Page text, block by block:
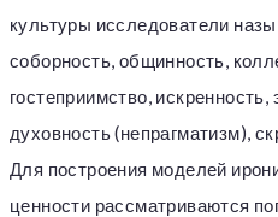
культуры исследователи
соборность, общинность,
гостеприимство,
духовность (непрагматизм),
Для построения моделей
ценности рассматриваются